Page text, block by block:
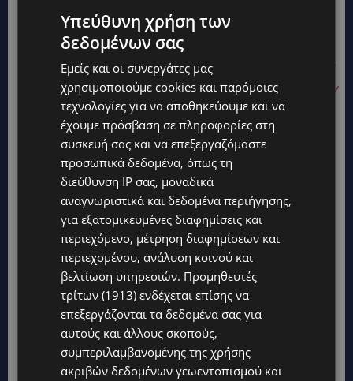
ΔΙΑΒΑΣΤΕ ΕΠΙΣΗΣ:
ΛΕΜΕΣΟΣ: Μαρτυρία για τις δραματικές στιγμές
πριν την τραγωδία έξω από σχολείο-«..Αυτή δεν
μιλούσε μου ένεφκε με το χέρι της και ζητούσε
βοήθεια»-(Βίντεο)
Υπεύθυνη χρήση των
δεδομένων σας
Εμείς και οι συνεργάτες μας
χρησιμοποιούμε cookies και παρόμοιες
τεχνολογίες για να αποθηκεύουμε και να
έχουμε πρόσβαση σε πληροφορίες στη
συσκευή σας και να επεξεργαζόμαστε
προσωπικά δεδομένα, όπως τη
διεύθυνση IP σας, μοναδικά
αναγνωριστικά και δεδομένα περιήγησης,
για εξατομικευμένες διαφημίσεις και
περιεχόμενο, μέτρηση διαφημίσεων και
περιεχομένου, ανάλυση κοινού και
βελτίωση υπηρεσιών. Προμηθευτές
τρίτων (1913) ενδέχεται επίσης να
επεξεργάζονται τα δεδομένα σας για
αυτούς και άλλους σκοπούς,
συμπεριλαμβανομένης της χρήσης
ακριβών δεδομένων γεωεντοπισμού και